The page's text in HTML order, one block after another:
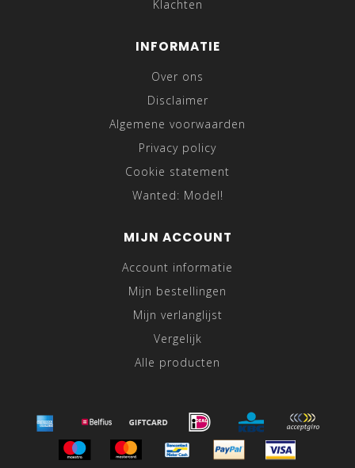
Klachten
INFORMATIE
Over ons
Disclaimer
Algemene voorwaarden
Privacy policy
Cookie statement
Wanted: Model!
MIJN ACCOUNT
Account informatie
Mijn bestellingen
Mijn verlanglijst
Vergelijk
Alle producten